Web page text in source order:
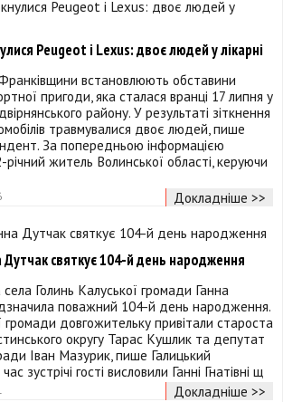
Peugeot і Lexus: двоє людей у лікарні
Франківщини встановлюють обставини
пригоди, яка сталася вранці 17 липня у
району. У результаті зіткнення
травмувалися двоє людей, пише
За попередньою інформацією
річний житель Волинської області, керуючи
Докладніше >>
Дутчак святкує 104-й день народження
Голинь Калуської громади Ганна
поважний 104-й день народження.
громади довгожительку привітали староста
округу Тарас Кушлик та депутат
Іван Мазурик, пише Галицький
зустрічі гості висловили Ганні Гнатівні щ
Докладніше >>